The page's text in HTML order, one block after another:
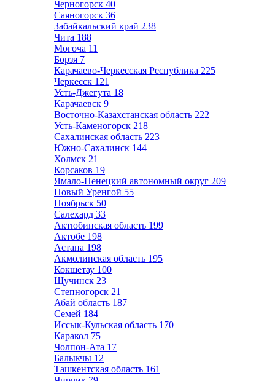
Черногорск 40
Саяногорск 36
Забайкальский край 238
Чита 188
Могоча 11
Борзя 7
Карачаево-Черкесская Республика 225
Черкесск 121
Усть-Джегута 18
Карачаевск 9
Восточно-Казахстанская область 222
Усть-Каменогорск 218
Сахалинская область 223
Южно-Сахалинск 144
Холмск 21
Корсаков 19
Ямало-Ненецкий автономный округ 209
Новый Уренгой 55
Ноябрьск 50
Салехард 33
Актюбинская область 199
Актобе 198
Астана 198
Акмолинская область 195
Кокшетау 100
Щучинск 23
Степногорск 21
Абай область 187
Семей 184
Иссык-Кульская область 170
Каракол 75
Чолпон-Ата 17
Балыкчы 12
Ташкентская область 161